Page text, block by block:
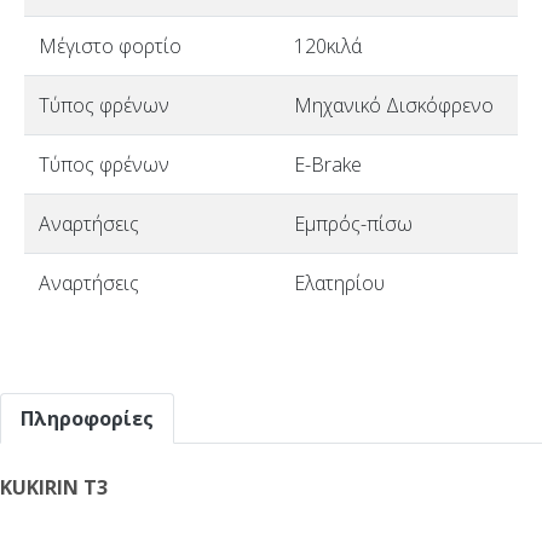
Μέγιστο φορτίο 120κιλά
Τύπος φρένων Μηχανικό Δισκόφρενο
Τύπος φρένων E-Brake
Αναρτήσεις Εμπρός-πίσω
Αναρτήσεις Ελατηρίου
Πληροφορίες
KUKIRIN T3